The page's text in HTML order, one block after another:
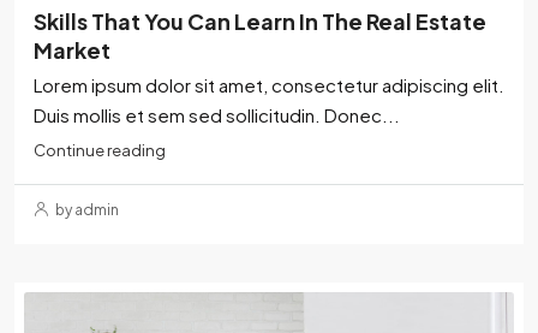
Skills That You Can Learn In The Real Estate
Market
Lorem ipsum dolor sit amet, consectetur adipiscing elit.
Duis mollis et sem sed sollicitudin. Donec...
Continue reading
by admin